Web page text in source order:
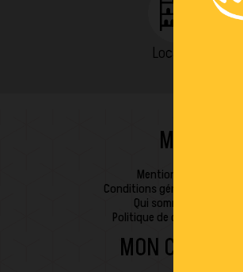
Location
MDR
Mentions légales
Conditions générales de vente
Qui sommes-nous
Politique de confidentialité
MON COMPTE